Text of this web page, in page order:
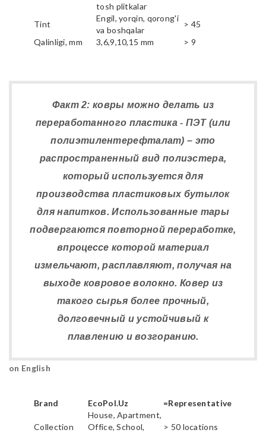
tosh plitkalar
Tint
Engil, yorqin, qorong'i
va boshqalar
> 45
Qalinligi, mm
3,6,9,10,15 mm > 9
Факт 2: ковры можно делать из
переработанного пластика - ПЭТ (или
полиэтилентерефталат) – это
распространенный вид полиэстера,
который используется для
производства пластиковых бутылок
для напитков. Использованные тары
подвергаются повторной переработке,
впроцессе которой материал
измельчают, расплавляют, получая на
выходе ковровое волокно. Ковер из
такого сырья более прочный,
долговечный и устойчивый к
плавлению и возгоранию.
on English
Brand EcoPol.Uz =Representative
Collection
House, Apartment,
Office, School,
> 50 locations